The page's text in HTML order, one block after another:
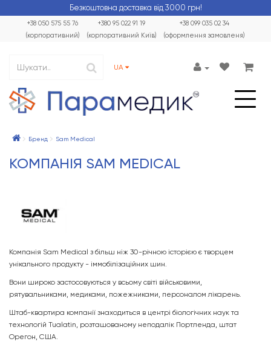
Безкоштовна доставка від 3000 грн!
+38 099 035 02 34
(оформлення замовленя)
+38 050 575 55 76
(корпоративний)
+380 95 022 91 19
(корпоративний Київ)
UA
Бренд Sam Medical
КОМПАНІЯ SAM MEDICAL
Компанія Sam Medical з більш ніж 30-річною історією є творцем
унікального продукту - іммобілізаційних шин.
Вони широко застосовуються у всьому світі військовими,
рятувальниками, медиками, пожежниками, персоналом лікарень.
Штаб-квартира компанії знаходиться в центрі біологічних наук та
технологій Tualatin, розташованому неподалік Портленда, штат
Орегон, США.